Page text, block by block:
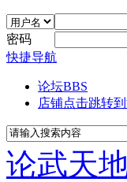
密码
快捷导航
论坛BBS
店铺点击跳转
论武天